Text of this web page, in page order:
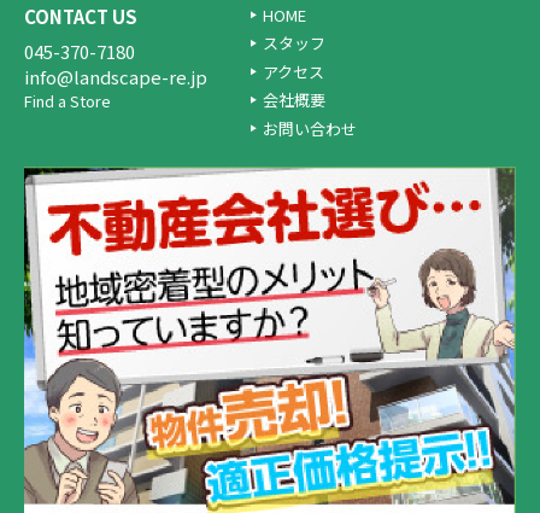
CONTACT US
045-370-7180
info@landscape-re.jp
Find a Store
HOME
スタッフ
アクセス
会社概要
お問い合わせ